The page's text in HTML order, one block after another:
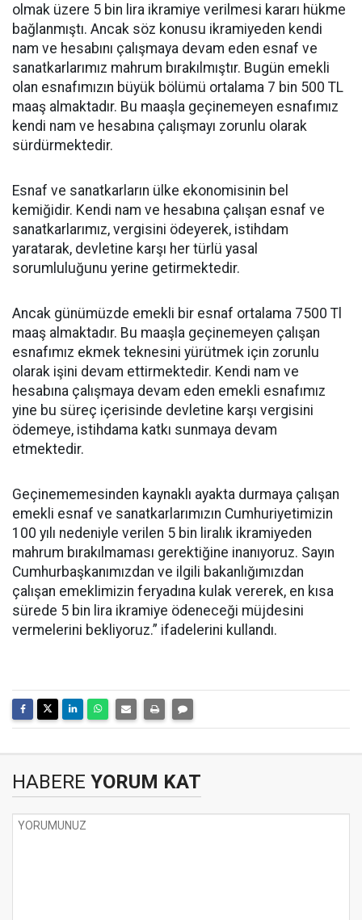
olmak üzere 5 bin lira ikramiye verilmesi kararı hükme
bağlanmıştı. Ancak söz konusu ikramiyeden kendi
nam ve hesabını çalışmaya devam eden esnaf ve
sanatkarlarımız mahrum bırakılmıştır. Bugün emekli
olan esnafımızın büyük bölümü ortalama 7 bin 500 TL
maaş almaktadır. Bu maaşla geçinemeyen esnafımız
kendi nam ve hesabına çalışmayı zorunlu olarak
sürdürmektedir.
Esnaf ve sanatkarların ülke ekonomisinin bel
kemiğidir. Kendi nam ve hesabına çalışan esnaf ve
sanatkarlarımız, vergisini ödeyerek, istihdam
yaratarak, devletine karşı her türlü yasal
sorumluluğunu yerine getirmektedir.
Ancak günümüzde emekli bir esnaf ortalama 7500 Tl
maaş almaktadır. Bu maaşla geçinemeyen çalışan
esnafımız ekmek teknesini yürütmek için zorunlu
olarak işini devam ettirmektedir. Kendi nam ve
hesabına çalışmaya devam eden emekli esnafımız
yine bu süreç içerisinde devletine karşı vergisini
ödemeye, istihdama katkı sunmaya devam
etmektedir.
Geçinememesinden kaynaklı ayakta durmaya çalışan
emekli esnaf ve sanatkarlarımızın Cumhuriyetimizin
100 yılı nedeniyle verilen 5 bin liralık ikramiyeden
mahrum bırakılmaması gerektiğine inanıyoruz. Sayın
Cumhurbaşkanımızdan ve ilgili bakanlığımızdan
çalışan emeklimizin feryadına kulak vererek, en kısa
sürede 5 bin lira ikramiye ödeneceği müjdesini
vermelerini bekliyoruz.” ifadelerini kullandı.
HABERE YORUM KAT